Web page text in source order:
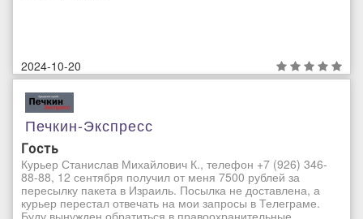
2024-10-20
Печкин-Экспресс
Гость
Курьер Станислав Михайлович К., телефон +7 (926) 346-
88-88, 12 сентября получил от меня 7500 рублей за
пересылку пакета в Израиль. Посылка не доставлена, а
курьер перестал отвечать на мои запросы в Телеграме.
Буду вынужден обратиться в правоохранительные